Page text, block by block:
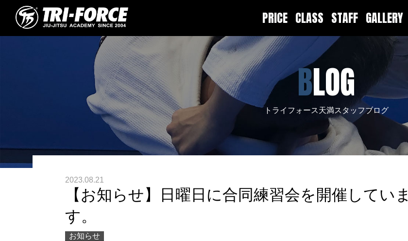
PRICE CLASS STAFF GALLERY
BLOG
トライフォース天満スタッフブログ
2023.08.21
【お知らせ】日曜日に合同練習会を開催していま
す。
お知らせ